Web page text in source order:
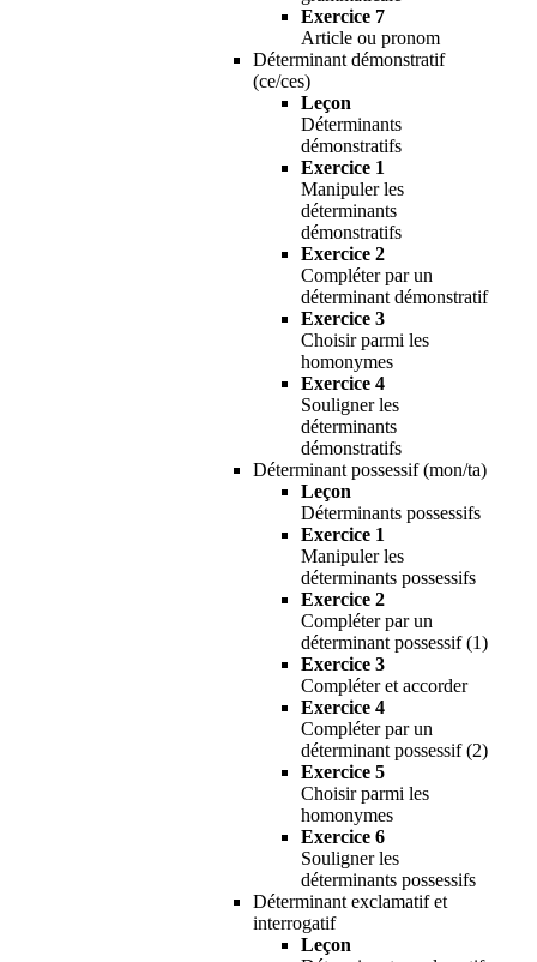
Exercice 7
Article ou pronom
Déterminant démonstratif
(ce/ces)
Leçon
Déterminants
démonstratifs
Exercice 1
Manipuler les
déterminants
démonstratifs
Exercice 2
Compléter par un
déterminant démonstratif
Exercice 3
Choisir parmi les
homonymes
Exercice 4
Souligner les
déterminants
démonstratifs
Déterminant possessif (mon/ta)
Leçon
Déterminants possessifs
Exercice 1
Manipuler les
déterminants possessifs
Exercice 2
Compléter par un
déterminant possessif (1)
Exercice 3
Compléter et accorder
Exercice 4
Compléter par un
déterminant possessif (2)
Exercice 5
Choisir parmi les
homonymes
Exercice 6
Souligner les
déterminants possessifs
Déterminant exclamatif et
interrogatif
Leçon